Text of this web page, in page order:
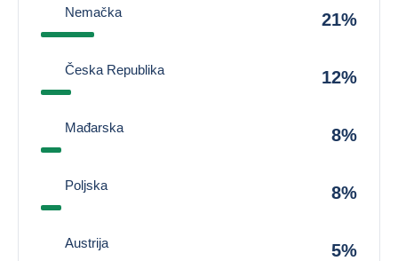
Nemačka 21%
Česka Republika 12%
Mađarska 8%
Poljska 8%
Austrija 5%